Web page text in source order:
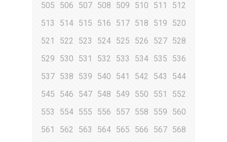
505
506 507 508 509 510 511
512
513
514 515 516 517 518 519
520
521
522 523 524 525 526 527 528
529
530 531 532 533 534 535
536
537 538 539 540 541 542 543
544
545
546 547 548 549 550 551
552
553
554 555 556 557 558 559
560
561
562 563 564 565 566 567 568